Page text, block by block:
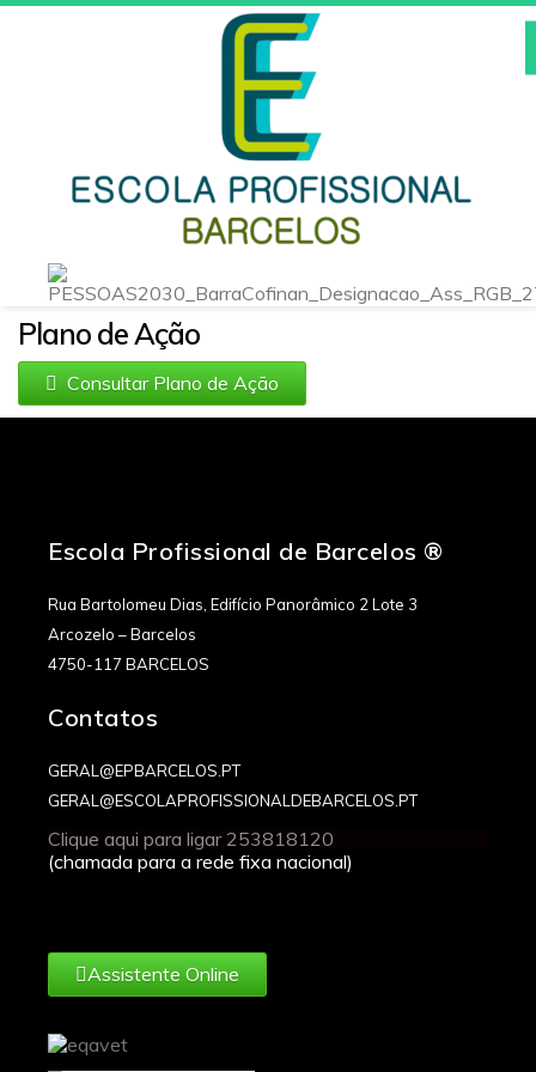
Instalações
Cursos
E-Schooling
Financiamento
Contactos
Plano de Ação
Consultar Plano de Ação
Escola Profissional de Barcelos ®
Rua Bartolomeu Dias, Edifício Panorâmico 2 Lote 3
Arcozelo – Barcelos
4750-117 BARCELOS
Contatos
GERAL@EPBARCELOS.PT
GERAL@ESCOLAPROFISSIONALDEBARCELOS.PT
Clique aqui para ligar 253818120
(chamada para a rede fixa nacional)
Assistente Online